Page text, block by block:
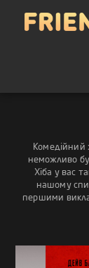
Комедійний
неможливо
Хіба у вас
нашому
першими